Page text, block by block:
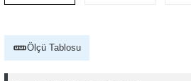
Ölçü Tablosu